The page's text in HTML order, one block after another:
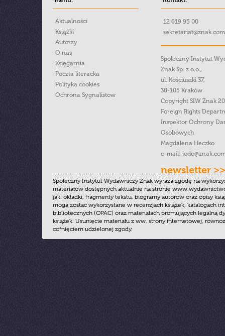
Aktualności
Książki
Autorzy
O nas
Księgarnia
Poczta literacka
Polityka cookies
Ochrona Sygnalistow
12 619 95 00
Społeczny Instytut
Znak Sp. z o.o.,
ul. Kościuszki 37,
30-105 Kraków
Copyright SIW Znak
Foreign Rights
Inspektor Ochrony
Osobowych
Magdalena Heczko
e-mail:
newsletter >>
Społeczny Instytut Wydawniczy Znak wyraża zgodę na
materiałów dostępnych aktualnie na stronie
jak: okładki, fragmenty tekstu, biogramy autorów oraz opisy
mogą zostać wykorzystane w recenzjach książek, katalogach
bibliotecznych (OPAC) oraz materiałach promujących legalną
książek. Usunięcie materiału z ww. strony internetowej,
cofnięciem udzielonej zgody.